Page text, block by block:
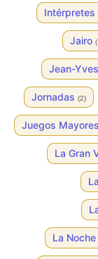
Intérpretes
Jairo
Jean-
Jornadas (2)
Juegos Mayores
La Gran
La